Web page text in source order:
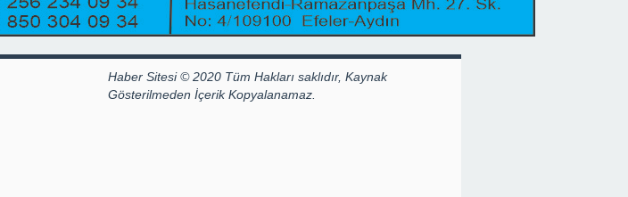
Haber Sitesi © 2020 Tüm Hakları saklıdır, Kaynak
Gösterilmeden İçerik Kopyalanamaz.